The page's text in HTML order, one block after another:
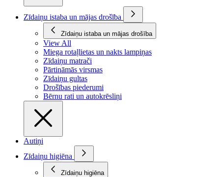
Zīdaiņu istaba un mājas drošība
Zīdaiņu istaba un mājas drošība
View All
Miega rotaļlietas un nakts lampiņas
Zīdaiņu matrači
Pārtināmās virsmas
Zīdaiņu gultas
Drošības piederumi
Bērnu rati un autokrēsliņi
Autiņi
Zīdaiņu higiēna
Zīdaiņu higiēna